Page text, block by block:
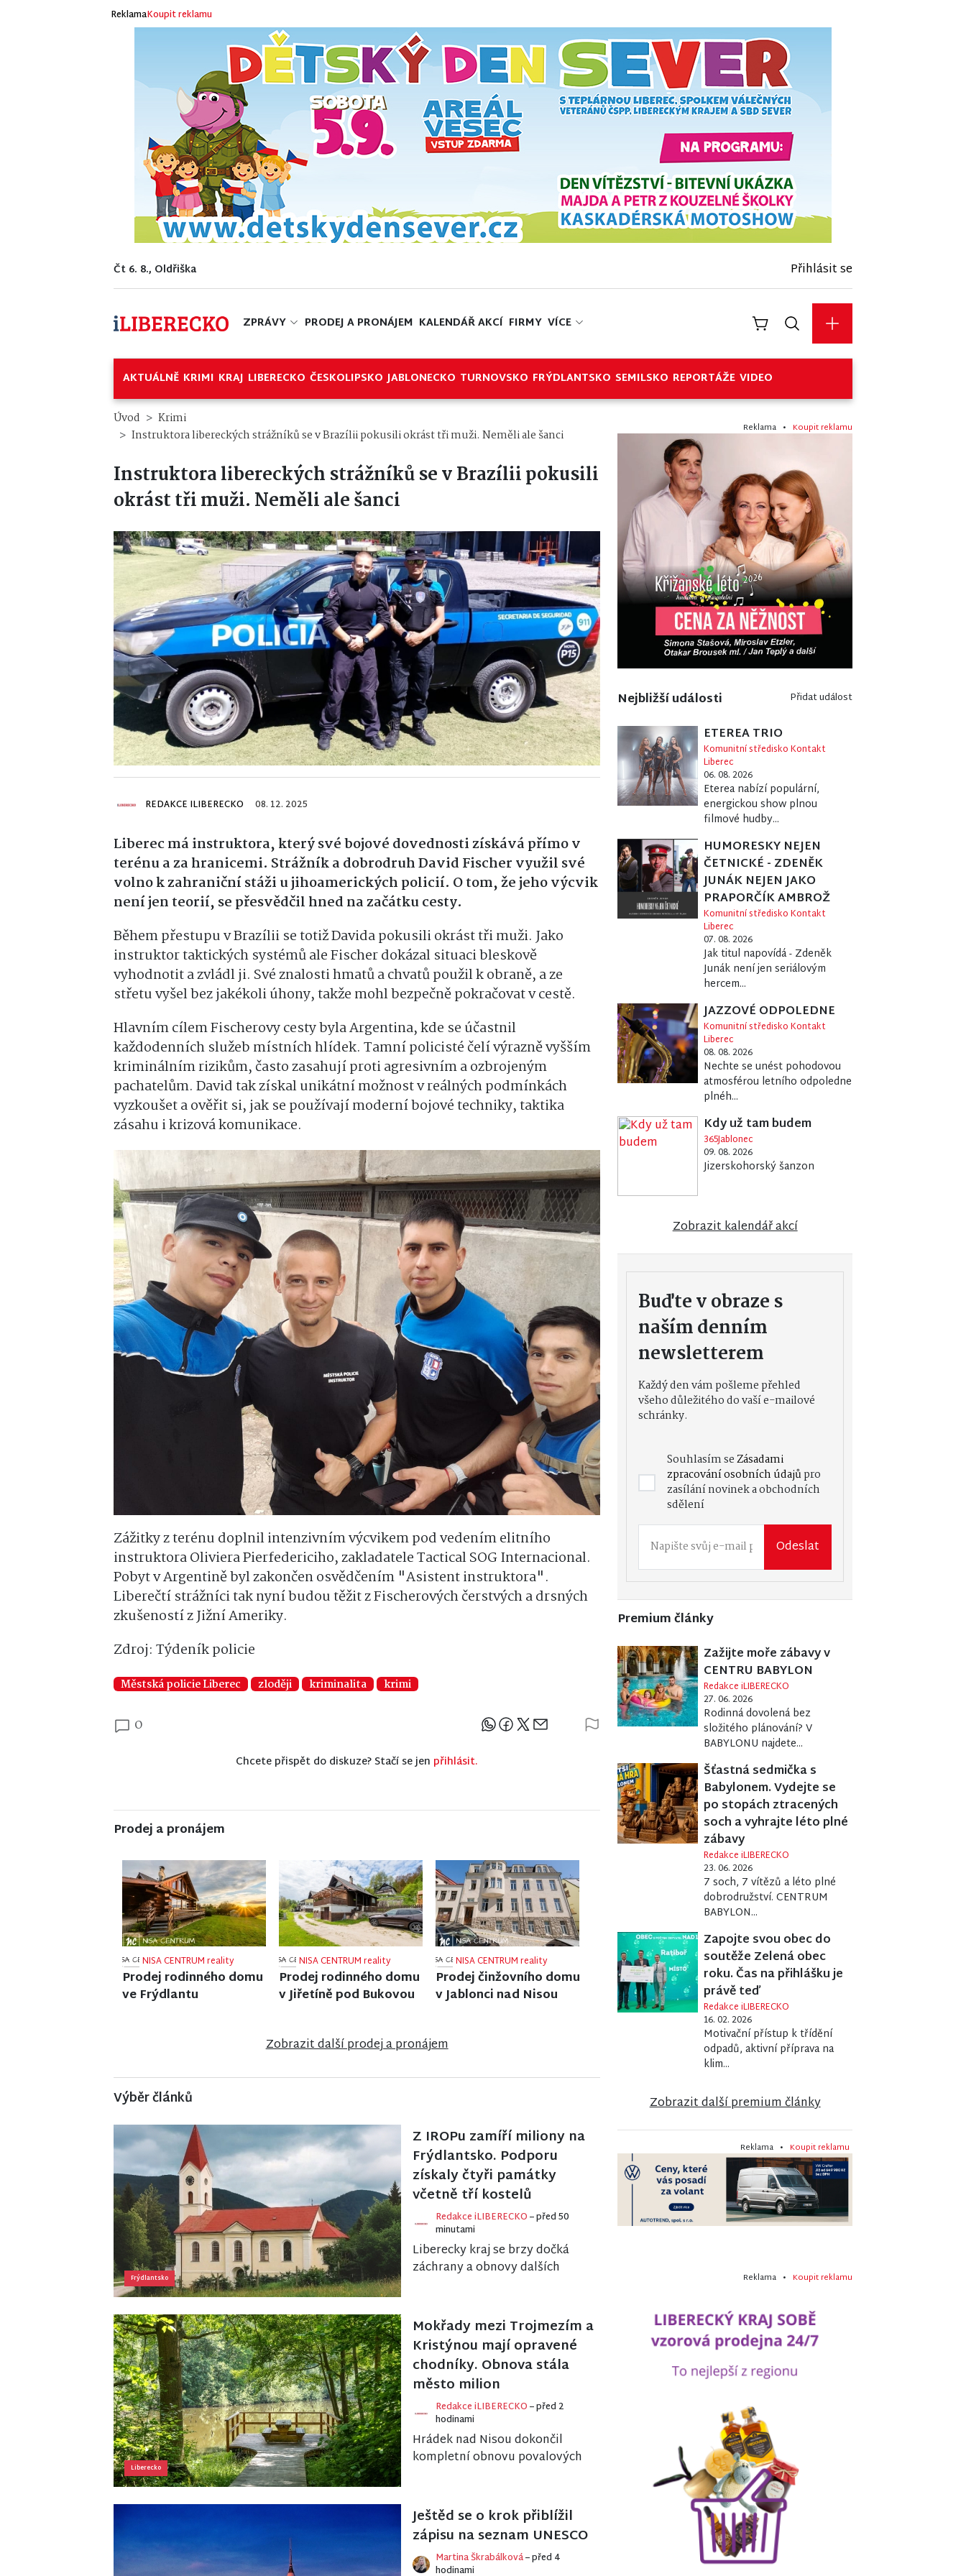
ReklamaKoupit reklamu
Čt 6. 8., Oldřiška Přihlásit se
ZPRÁVY PRODEJ A PRONÁJEM KALENDÁŘ AKCÍ FIRMY VÍCE
AKTUÁLNĚ KRIMI KRAJ LIBERECKO ČESKOLIPSKO JABLONECKO TURNOVSKO FRÝDLANTSKO SEMILSKO REPORTÁŽE VIDEO
Úvod
Krimi
Instruktora libereckých strážníků se v Brazílii pokusili okrást tři muži. Neměli ale šanci
Instruktora libereckých strážníků se v Brazílii pokusili
okrást tři muži. Neměli ale šanci
REDAKCE ILIBERECKO 08. 12. 2025
Liberec má instruktora, který své bojové dovednosti získává přímo v
terénu a za hranicemi. Strážník a dobrodruh David Fischer využil své
volno k zahraniční stáži u jihoamerických policií. O tom, že jeho výcvik
není jen teorií, se přesvědčil hned na začátku cesty.
Během přestupu v Brazílii se totiž Davida pokusili okrást tři muži. Jako
instruktor taktických systémů ale Fischer dokázal situaci bleskově
vyhodnotit a zvládl ji. Své znalosti hmatů a chvatů použil k obraně, a ze
střetu vyšel bez jakékoli úhony, takže mohl bezpečně pokračovat v cestě.
Hlavním cílem Fischerovy cesty byla Argentina, kde se účastnil
každodenních služeb místních hlídek. Tamní policisté čelí výrazně vyšším
kriminálním rizikům, často zasahují proti agresivním a ozbrojeným
pachatelům. David tak získal unikátní možnost v reálných podmínkách
vyzkoušet a ověřit si, jak se používají moderní bojové techniky, taktika
zásahu i krizová komunikace.
Zážitky z terénu doplnil intenzivním výcvikem pod vedením elitního
instruktora Oliviera Pierfedericiho, zakladatele Tactical SOG Internacional.
Pobyt v Argentině byl zakončen osvědčením "Asistent instruktora".
Liberečtí strážníci tak nyní budou těžit z Fischerových čerstvých a drsných
zkušeností z Jižní Ameriky.
Zdroj: Týdeník policie
Městská policie Liberec zloději kriminalita krimi
0
Sdílejte článek
Chcete přispět do diskuze? Stačí se jen přihlásit.
Prodej a pronájem
NISA CENTRUM reality
Prodej rodinného domu
v Semilech
NISA CENTRUM reality
Prodej rodinného domu
ve Stráži nad Nisou
NISA CENTRUM reality
Prodej ubytovacího
zařízení v Janově nad
Zobrazit další prodej a pronájem
Výběr článků
Frýdlantsko
Z IROPu zamíří miliony na
Frýdlantsko. Podporu
získaly čtyři památky
včetně tří kostelů
Redakce iLIBERECKO– před 50
minutami
Liberecky kraj se brzy dočká
záchrany a obnovy dalších
regionálního ope...
Liberecko
Mokřady mezi Trojmezím a
Kristýnou mají opravené
chodníky. Obnova stála
město milion
Redakce iLIBERECKO– před 2
hodinami
Hrádek nad Nisou dokončil
kompletní obnovu povalových
areálem Kristýna. Poslední...
Ještěd se o krok přiblížil
zápisu na seznam UNESCO
Martina Škrabálková– před 4
hodinami
Reklama • Koupit reklamu
Nejbližší události Přidat událost
ETEREA TRIO
Komunitní středisko Kontakt
Liberec
06. 08. 2026
Eterea nabízí populární,
energickou show plnou
filmové hudby...
HUMORESKY NEJEN
ČETNICKÉ - ZDENĚK
JUNÁK NEJEN JAKO
PRAPORČÍK AMBROŽ
Komunitní středisko Kontakt
Liberec
07. 08. 2026
Jak titul napovídá - Zdeněk
Junák není jen seriálovým
hercem...
JAZZOVÉ ODPOLEDNE
Komunitní středisko Kontakt
Liberec
08. 08. 2026
Nechte se unést pohodovou
atmosférou letního odpoledne
plnéh...
Kdy už tam budem
365Jablonec
09. 08. 2026
Jizerskohorský šanzon
Zobrazit kalendář akcí
Buďte v obraze s
naším denním
newsletterem
Každý den vám pošleme přehled
všeho důležitého do vaší e-mailové
schránky.
Souhlasím seZásadami
zpracování osobních údajůpro
zasílání novinek a obchodních
sdělení
Odeslat
Premium články
Zažijte moře zábavy v
CENTRU BABYLON
Redakce iLIBERECKO
27. 06. 2026
Rodinná dovolená bez
složitého plánování? V
BABYLONU najdete...
Šťastná sedmička s
Babylonem. Vydejte se
po stopách ztracených
soch a vyhrajte léto plné
zábavy
Redakce iLIBERECKO
23. 06. 2026
7 soch, 7 vítězů a léto plné
dobrodružství. CENTRUM
BABYLON...
Zapojte svou obec do
soutěže Zelená obec
roku. Čas na přihlášku je
právě teď
Redakce iLIBERECKO
16. 02. 2026
Motivační přístup k třídění
odpadů, aktivní příprava na
klim...
Zobrazit další premium články
Reklama • Koupit reklamu
Reklama • Koupit reklamu